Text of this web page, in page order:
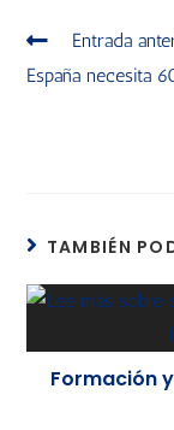
Entrada
España necesita
TAMBIÉN
Formación